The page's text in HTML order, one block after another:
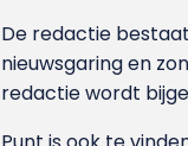
De redactie
nieuwsgaring en
redactie wordt